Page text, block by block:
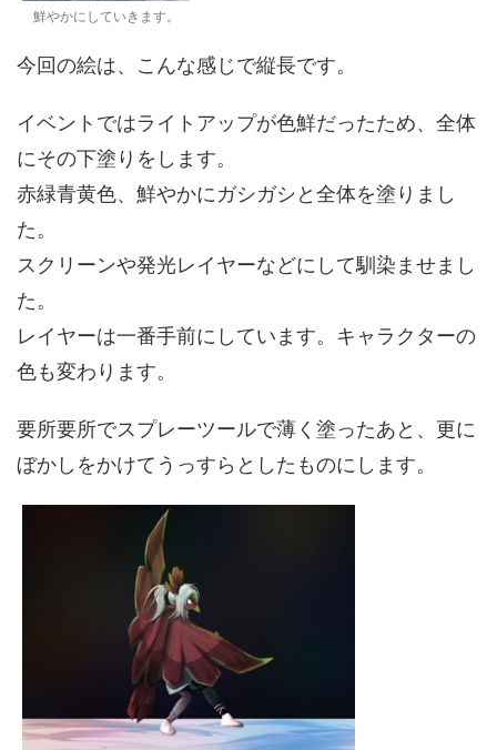
鮮やかにしていきます。
今回の絵は、こんな感じで縦長です。
イベントではライトアップが色鮮だったため、全体
にその下塗りをします。
赤緑青黄色、鮮やかにガシガシと全体を塗りまし
た。
スクリーンや発光レイヤーなどにして馴染ませまし
た。
レイヤーは一番手前にしています。キャラクターの
色も変わります。
要所要所でスプレーツールで薄く塗ったあと、更に
ぼかしをかけてうっすらとしたものにします。